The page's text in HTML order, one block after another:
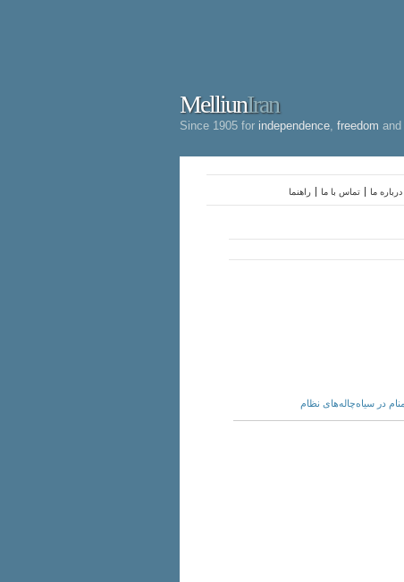
MelliunIran
Since 1905 for independence freedom and
راهنما تماس با ما درباره ما